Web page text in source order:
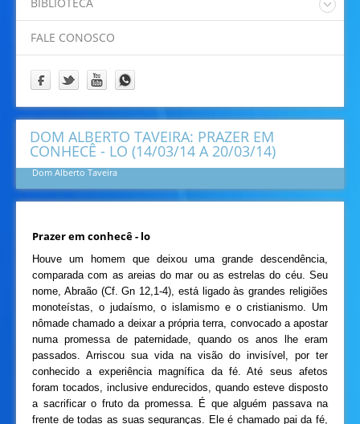
Papa Francisco
Programação
FALE CONOSCO
DOM ALBERTO TAVEIRA: PRAZER EM
CONHECÊ - LO (14/03/14 A 20/03/14)
Dom Alberto Taveira
Prazer em conhecê - lo
Houve um homem que deixou uma grande descendência,
comparada com as areias do mar ou as estrelas do céu. Seu
nome, Abraão (Cf. Gn 12,1-4), está ligado às grandes religiões
monoteístas, o judaísmo, o islamismo e o cristianismo. Um
nômade chamado a deixar a própria terra, convocado a apostar
numa promessa de paternidade, quando os anos lhe eram
passados. Arriscou sua vida na visão do invisível, por ter
conhecido a experiência magnífica da fé. Até seus afetos
foram tocados, inclusive endurecidos, quando esteve disposto
a sacrificar o fruto da promessa. É que alguém passava na
frente de todas as suas seguranças. Ele é chamado pai da fé,